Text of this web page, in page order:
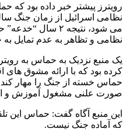
می شود، نتیجه ۲
نظامی و تظاهر به عدم تمایل به
یک منبع نزدیک به حماس به
کرده بود که با ارائه مشوق های
حماس خسته از جنگ را مهار
صورت علنی مشغول آموزش و
این منبع آگاه گفت: حماس این
که آماده جنگ نیست.